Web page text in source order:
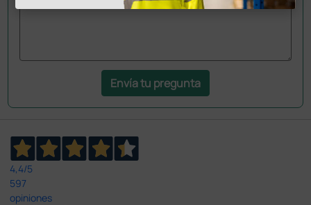
Envía tu pregunta
4,4/5
597
opiniones